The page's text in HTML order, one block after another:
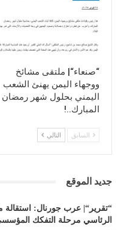
“صنعاء“| ملتقى مشائخ
ووجهاء اليمن يهنئ الشعب
اليمني بحلول شهر رمضان
المبارك..!
السابق التالي
جديد الموقع
“تقرير“| عرب جورنال:
الرئاسي مرحلة التفكك